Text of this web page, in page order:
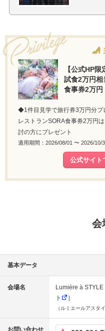
【公式HP
試食2万円相
食事券2万円
◆1件目見学で旅行券3万円分
レストランSORA食事券2万円
討の方にプレゼント
適用期間：2026/08/01 〜 2026/10/
公式サイト
会
基本データ
会場名 Lumière à
ト
］
（ルミエールアスタ
お問い合わせ